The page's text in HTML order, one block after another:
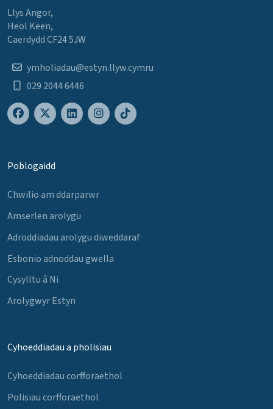
Llys Angor,
Heol Keen,
Caerdydd CF24 5JW
ymholiadau@estyn.llyw.cymru
029 2044 6446
Poblogaidd
Chwilio am ddarparwr
Amserlen arolygu
Adroddiadau arolygu diweddaraf
Esbonio adnoddau gwella
Cysylltu â Ni
Arolygwyr Estyn
Cyhoeddiadau a pholisïau
Cyhoeddiadau corfforaethol
Polisïau corfforaethol